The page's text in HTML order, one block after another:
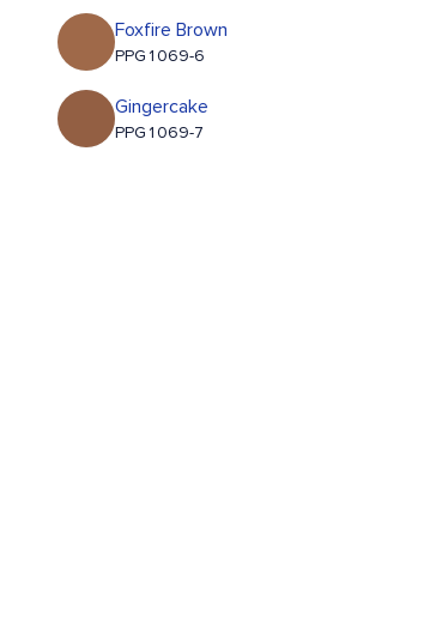
Foxfire Brown
PPG1069-6
Gingercake
PPG1069-7